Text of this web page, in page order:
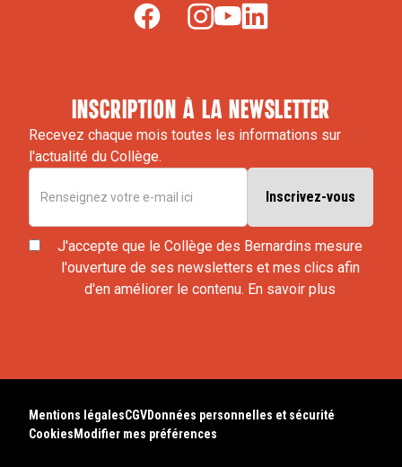
inscription à la newsletter
Recevez chaque mois toutes les informations sur
l'actualité du Collège.
J'accepte que le Collège des Bernardins mesure
l'ouverture de ses newsletters et mes clics afin
d'en améliorer le contenu. En savoir plus
Mentions légalesCGVDonnées personnelles et sécurité
Cookies Modifier mes préférences